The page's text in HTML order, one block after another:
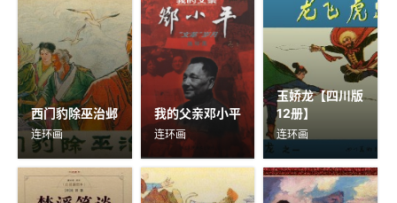
西门豹除巫治邺
连环画
我的父亲邓小平
连环画
玉娇龙【四川版
12册】
连环画